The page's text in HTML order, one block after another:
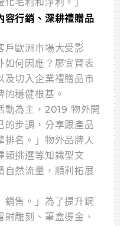
容行銷、深耕禮贈品
戶歐洲市場大受影
如何因應？廖宜賢表
及切入企業禮贈品市
穩健根基。
動為主，2019 物外開
的步調，分享跟產品
排名。」物外品牌人
類挑選等知識型文
自然流量，順利拓展
銷售。」為了提升鋼
雕刻、筆盒燙金、